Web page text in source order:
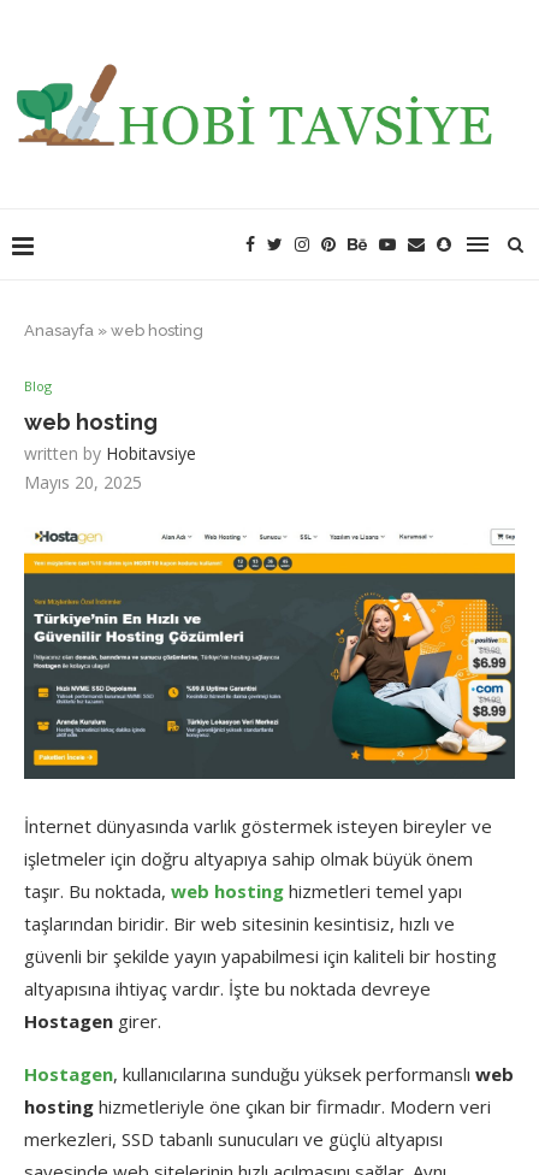
Anasayfa » web hosting
Blog
web hosting
written by Hobitavsiye
Mayıs 20, 2025
İnternet dünyasında varlık göstermek isteyen bireyler ve
işletmeler için doğru altyapıya sahip olmak büyük önem
taşır. Bu noktada, web hosting hizmetleri temel yapı
taşlarından biridir. Bir web sitesinin kesintisiz, hızlı ve
güvenli bir şekilde yayın yapabilmesi için kaliteli bir hosting
altyapısına ihtiyaç vardır. İşte bu noktada devreye
Hostagen girer.
Hostagen, kullanıcılarına sunduğu yüksek performanslı web
hosting hizmetleriyle öne çıkan bir firmadır. Modern veri
merkezleri, SSD tabanlı sunucuları ve güçlü altyapısı